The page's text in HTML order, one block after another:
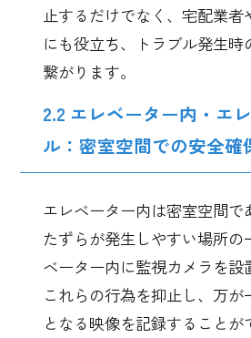
止するだけでなく、宅配業者
にも役立ち、トラブル発生時
繋がります。
2.2 エレベーター内・エ
ル：密室空間での安全確
エレベーター内は密室空間で
たずらが発生しやすい場所の
ベーター内に監視カメラを設
これらの行為を抑止し、万
となる映像を記録することが